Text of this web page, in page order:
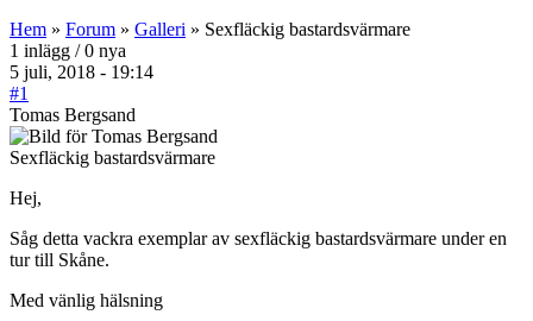
Hem » Forum » Galleri » Sexfläckig bastardsvärmare
1 inlägg / 0 nya
5 juli, 2018 - 19:14
#1
Tomas Bergsand
Sexfläckig bastardsvärmare
Hej,
Såg detta vackra exemplar av sexfläckig bastardsvärmare under en
tur till Skåne.
Med vänlig hälsning